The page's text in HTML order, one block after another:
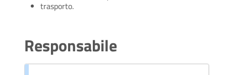
trasporto.
Responsabile